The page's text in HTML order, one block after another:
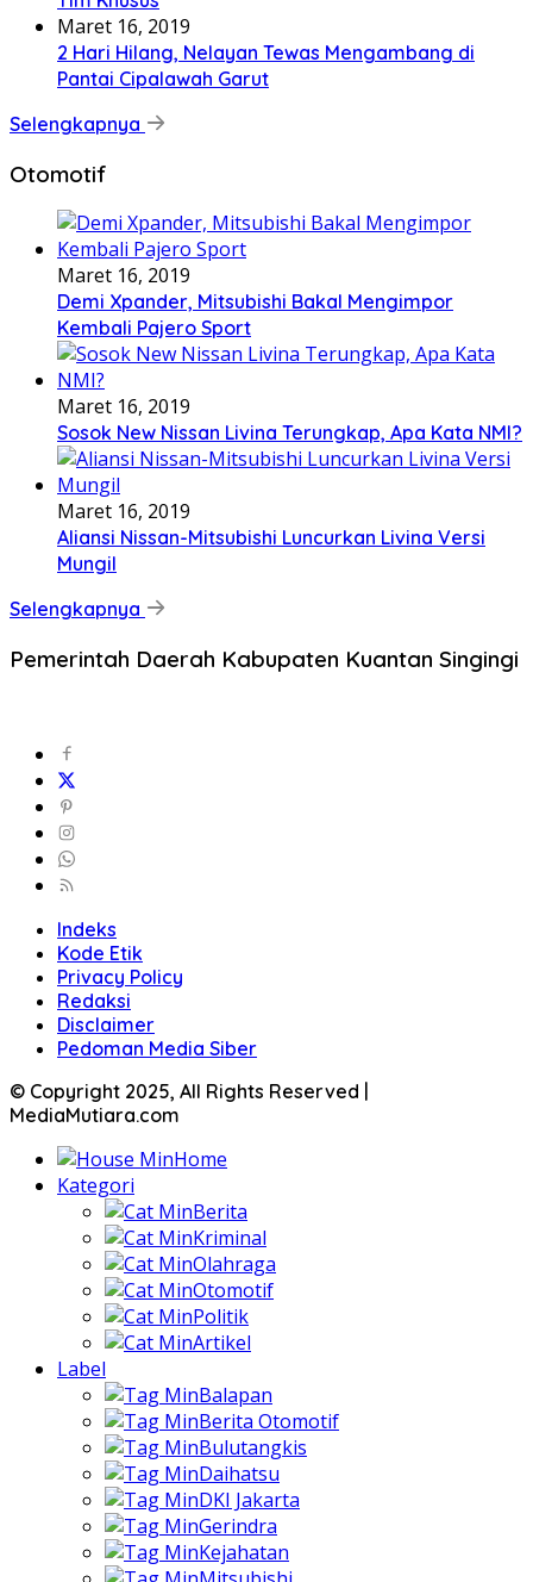
Maret 16, 2019
2 Hari Hilang, Nelayan Tewas Mengambang di
Pantai Cipalawah Garut
Selengkapnya
Otomotif
Maret 16, 2019
Demi Xpander, Mitsubishi Bakal Mengimpor
Kembali Pajero Sport
Maret 16, 2019
Sosok New Nissan Livina Terungkap, Apa Kata NMI?
Maret 16, 2019
Aliansi Nissan-Mitsubishi Luncurkan Livina Versi
Mungil
Selengkapnya
Pemerintah Daerah Kabupaten Kuantan Singingi
Indeks
Kode Etik
Privacy Policy
Redaksi
Disclaimer
Pedoman Media Siber
© Copyright 2025, All Rights Reserved |
MediaMutiara.com
Home
Kategori
Berita
Kriminal
Olahraga
Otomotif
Politik
Artikel
Label
Balapan
Berita Otomotif
Bulutangkis
Daihatsu
DKI Jakarta
Gerindra
Kejahatan